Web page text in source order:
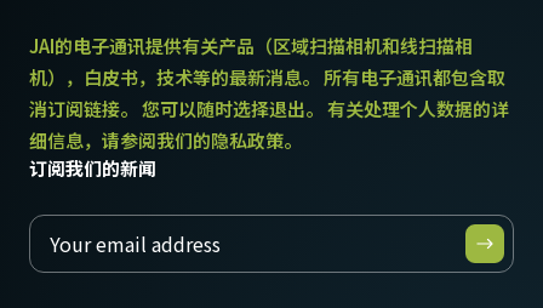
JAI的电子通讯提供有关产品（区域扫描相机和线扫描相
机），白皮书，技术等的最新消息。 所有电子通讯都包含取
消订阅链接。 您可以随时选择退出。 有关处理个人数据的详
细信息，请参阅我们的隐私政策。
订阅我们的新闻